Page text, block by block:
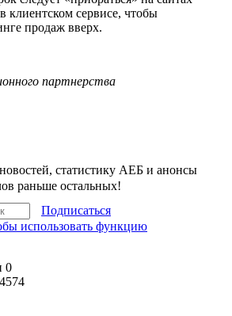
клиентском сервисе, чтобы
продаж вверх.
партнерства
статистику АЕБ и анонсы
раньше остальных!
Подписаться
0